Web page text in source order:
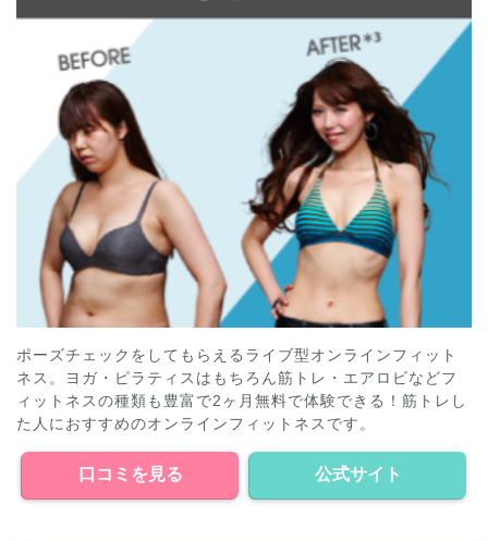
ポーズチェックをしてもらえるライブ型オンラインフィット
ネス。ヨガ・ピラティスはもちろん筋トレ・エアロビなどフ
ィットネスの種類も豊富で2ヶ月無料で体験できる！筋トレし
た人におすすめのオンラインフィットネスです。
口コミを見る 公式サイト